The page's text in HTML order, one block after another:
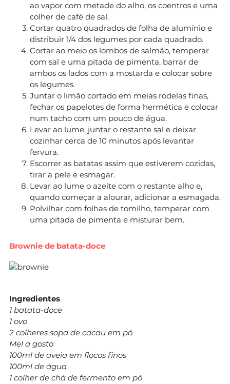
ao vapor com metade do alho, os coentros e uma
colher de café de sal.
Cortar quatro quadrados de folha de alumínio e
distribuir 1/4 dos legumes por cada quadrado.
Cortar ao meio os lombos de salmão, temperar
com sal e uma pitada de pimenta, barrar de
ambos os lados com a mostarda e colocar sobre
os legumes.
Juntar o limão cortado em meias rodelas finas,
fechar os papelotes de forma hermética e colocar
num tacho com um pouco de água.
Levar ao lume, juntar o restante sal e deixar
cozinhar cerca de 10 minutos após levantar
fervura.
Escorrer as batatas assim que estiverem cozidas,
tirar a pele e esmagar.
Levar ao lume o azeite com o restante alho e,
quando começar a alourar, adicionar a esmagada.
Polvilhar com folhas de tomilho, temperar com
uma pitada de pimenta e misturar bem.
Brownie de batata-doce
Ingredientes
1 batata-doce
1 ovo
2 colheres sopa de cacau em pó
Mel a gosto
100ml de aveia em flocos finos
100ml de água
1 colher de chá de fermento em pó